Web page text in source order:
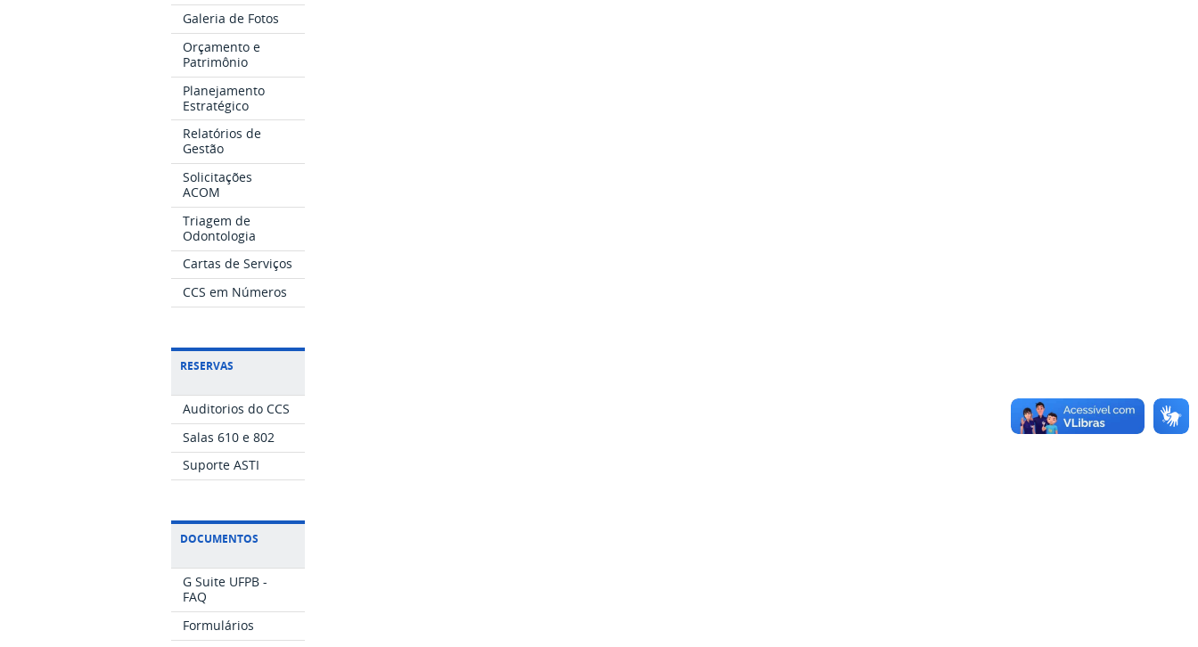
Galeria de Fotos
Orçamento e
Patrimônio
Planejamento
Estratégico
Relatórios de
Gestão
Solicitações
ACOM
Triagem de
Odontologia
Cartas de Serviços
CCS em Números
RESERVAS
Auditorios do CCS
Salas 610 e 802
Suporte ASTI
DOCUMENTOS
G Suite UFPB -
FAQ
Formulários